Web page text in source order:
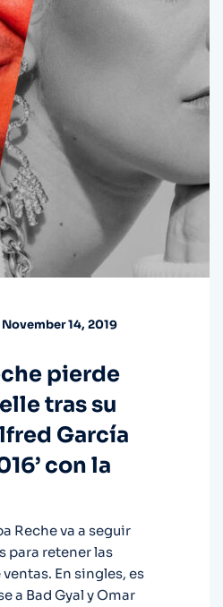
November 14, 2019
pierde
tras su
García
con la
Reche va a seguir
para retener las
En singles, es
a Bad Gyal y Omar